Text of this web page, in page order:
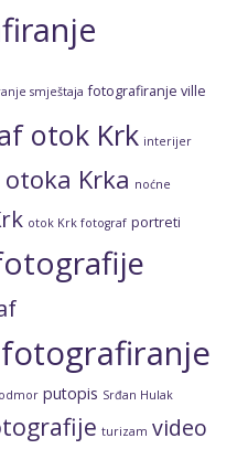
smještaja fotografiranje ville
otok Krk interijer
Krka noćne
otok Krk fotograf portreti
putopis Srđan Hulak
turizam video